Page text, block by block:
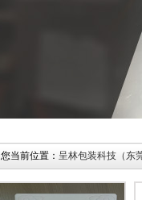
您当前位置： 呈林包装科技（东